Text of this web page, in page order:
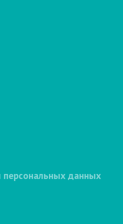
данных